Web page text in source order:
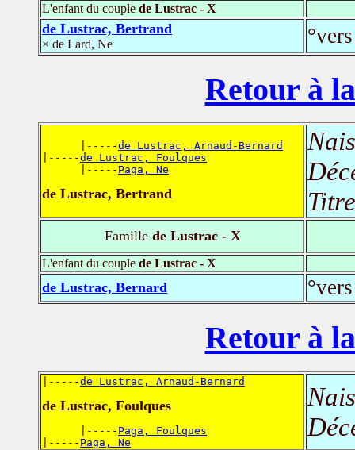
L'enfant du couple de Lustrac - X
de Lustrac, Bertrand
× de Lard, Ne
Retour à
      |-----
de Lustrac, Arnaud-Bernard
|-----de Lustrac, Foulques
      |-----
Paga, Ne
de Lustrac, Bertrand
Famillede Lustrac - X
L'enfant du couple de Lustrac - X
de Lustrac, Bernard
Retour à
|-----de Lustrac, Arnaud-Bernard
de Lustrac, Foulques
      |-----
Paga, Foulques
|----- Paga, Ne